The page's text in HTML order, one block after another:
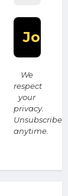
We
respect
your
privacy.
Unsubscribe
anytime.